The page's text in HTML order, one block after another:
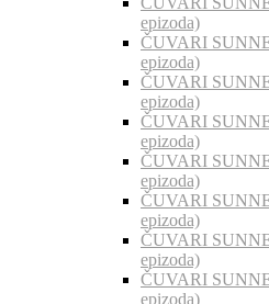
epizoda)
ČUVARI
epizoda)
ČUVARI
epizoda)
ČUVARI
epizoda)
ČUVARI
epizoda)
ČUVARI
epizoda)
ČUVARI
epizoda)
ČUVARI
epizoda)